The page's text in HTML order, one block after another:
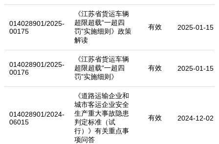
014028901/2025-
00175
《江苏省货运车辆
超限超载“一超四
罚”实施细则》政策
解读
有效 2025-01-15
014028901/2025-
00176
《江苏省货运车辆
超限超载“一超四
罚”实施细则》
有效 2025-01-15
014028901/2024-
06015
《道路运输企业和
城市客运企业安全
生产重大事故隐患
判定标准（试
行）》有关重点事
项问答
有效 2024-12-02